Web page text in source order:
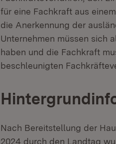
für eine Fachkraft aus
die Anerkennung der
Unternehmen müssen sich
haben und die Fachkraft
beschleunigten
Nach Bereitstellung der
2024 durch den Landtag